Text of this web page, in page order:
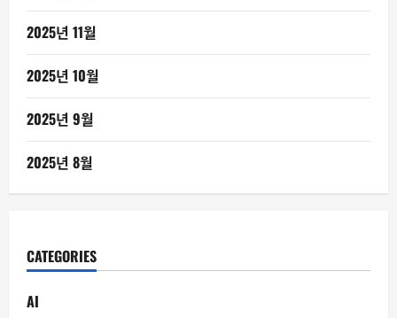
2025년 11월
2025년 10월
2025년 9월
2025년 8월
CATEGORIES
AI